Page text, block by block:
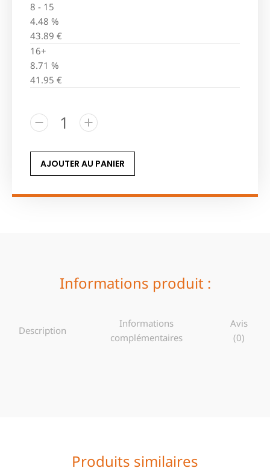
8 - 15
4.48 %
43.89 €
16+
8.71 %
41.95 €
AJOUTER AU PANIER
Informations produit :
Description
Informations
complémentaires
Avis
(0)
Produits similaires